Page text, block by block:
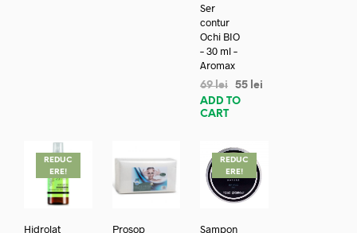
Ser
contur
Ochi BIO
– 30 ml –
Aromax
69lei 55 lei
ADD TO
CART
REDUC
ERE!
Hidrolat
Prosop
REDUC
ERE!
Șampon